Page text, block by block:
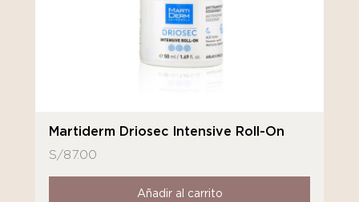
Martiderm Driosec Intensive Roll-On
S/87.00
Añadir al carrito